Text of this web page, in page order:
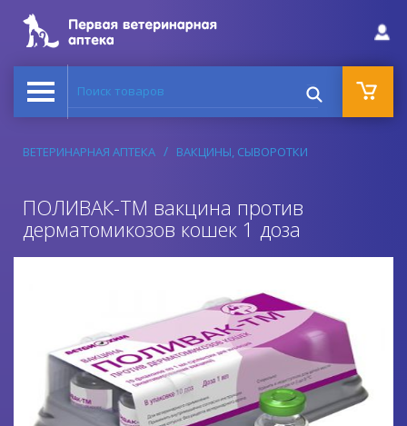
Поиск товаров
ВЕТЕРИНАРНАЯ АПТЕКА ВАКЦИНЫ, СЫВОРОТКИ
ПОЛИВАК-ТМ вакцина против
дерматомикозов кошек 1 доза